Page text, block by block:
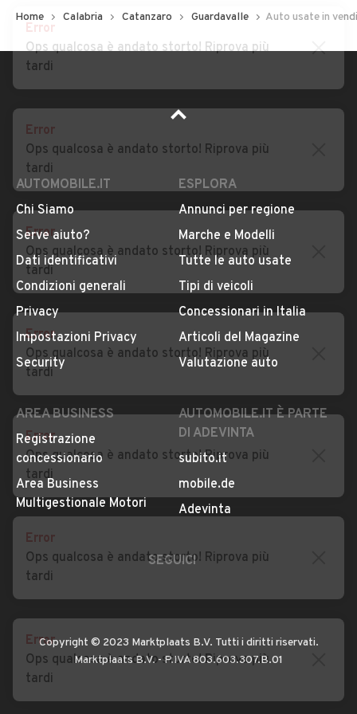
Home Calabria Catanzaro Guardavalle Auto usate in
AUTOMOBILE.IT
Chi Siamo
Serve aiuto?
Dati identificativi
Condizioni generali
Privacy
Impostazioni Privacy
Security
ESPLORA
Annunci per regione
Marche e Modelli
Tutte le auto usate
Tipi di veicoli
Concessionari in Italia
Articoli del Magazine
Valutazione auto
AREA BUSINESS
Registrazione
concessionario
Area Business
Multigestionale Motori
DI ADEVINTA
subito.it
mobile.de
Copyright © 2023 Marktplaats B.V. Tutti i diritti riservati.
Error
Ops qualcosa è andato storto! Riprova più
tardi
Error
Ops qualcosa è andato storto! Riprova più
tardi
Error
Ops qualcosa è andato storto! Riprova più
tardi
Error
Ops qualcosa è andato storto! Riprova più
tardi
Error
Ops qualcosa è andato storto! Riprova più
tardi
Error
Ops qualcosa è andato storto! Riprova più
tardi
Error
Ops qualcosa è andato storto! Riprova più
tardi